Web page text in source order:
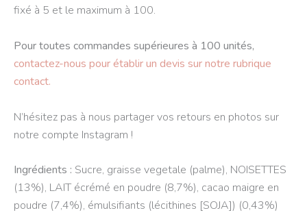
fixé à 5 et le maximum à 100.
Pour toutes commandes supérieures à 100 unités,
contactez-nous pour établir un devis sur notre rubrique
contact.
N’hésitez pas à nous partager vos retours en photos sur
notre compte Instagram !
Ingrédients : Sucre, graisse vegetale (palme), NOISETTES
(13%), LAIT écrémé en poudre (8,7%), cacao maigre en
poudre (7,4%), émulsifiants (lécithines [SOJA]) (0,43%)